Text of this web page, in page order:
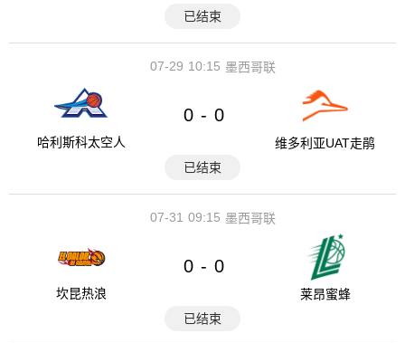
已结束
10:15
07-29 墨西哥联
哈利斯科太空人
0 - 0
维多利亚UAT走鹃
已结束
09:15
07-31 墨西哥联
坎昆热浪
0 - 0
莱昂蜜蜂
已结束